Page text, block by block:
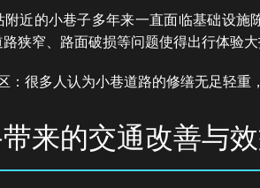
附近的小巷子多年来一直面临基础设
狭窄、路面破损等问题使得出行体验大
：很多人认为小巷道路的修缮无足轻重
来的交通改善与